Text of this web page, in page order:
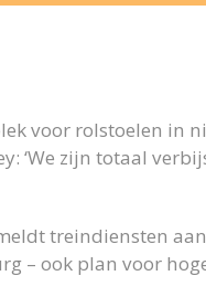
voor rolstoelen in
‘We zijn totaal
treindiensten
– ook plan voor